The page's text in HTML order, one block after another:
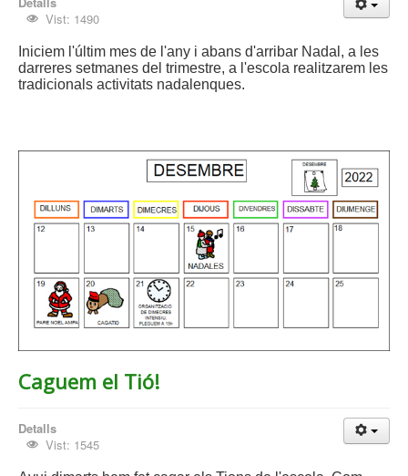
Vist: 1490
Iniciem l'últim mes de l'any i abans d'arribar Nadal, a les
darreres setmanes del trimestre, a l'escola realitzarem les
tradicionals activitats nadalenques.
Caguem el Tió!
Detalls
Vist: 1545